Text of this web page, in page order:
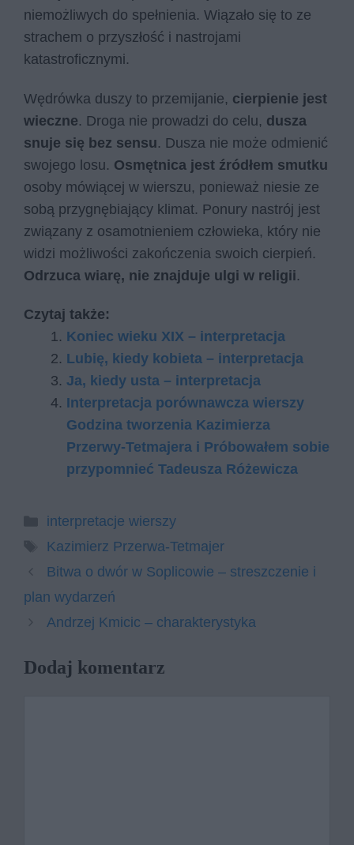
niemożliwych do spełnienia. Wiązało się to ze
strachem o przyszłość i nastrojami
katastroficznymi.
Wędrówka duszy to przemijanie, cierpienie jest
wieczne. Droga nie prowadzi do celu, dusza
snuje się bez sensu. Dusza nie może odmienić
swojego losu. Osmętnica jest źródłem smutku
osoby mówiącej w wierszu, ponieważ niesie ze
sobą przygnębiający klimat. Ponury nastrój jest
związany z osamotnieniem człowieka, który nie
widzi możliwości zakończenia swoich cierpień.
Odrzuca wiarę, nie znajduje ulgi w religii.
Czytaj także:
Koniec wieku XIX – interpretacja
Lubię, kiedy kobieta – interpretacja
Ja, kiedy usta – interpretacja
Interpretacja porównawcza wierszy
Godzina tworzenia Kazimierza
Przerwy-Tetmajera i Próbowałem sobie
przypomnieć Tadeusza Różewicza
Kategorie
interpretacje wierszy
Tagi
Kazimierz Przerwa-Tetmajer
Bitwa o dwór w Soplicowie – streszczenie i
plan wydarzeń
Andrzej Kmicic – charakterystyka
Dodaj komentarz